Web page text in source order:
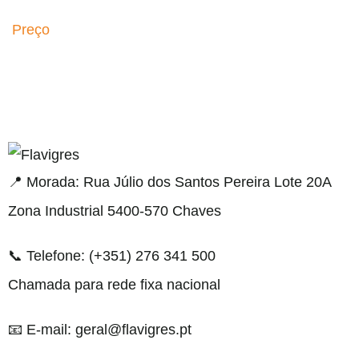
Preço
resmi adresi
📍 Morada: Rua Júlio dos Santos Pereira Lote 20A
Zona Industrial 5400-570 Chaves
📞 Telefone: (+351) 276 341 500
Chamada para rede fixa nacional
📧 E-mail: geral@flavigres.pt